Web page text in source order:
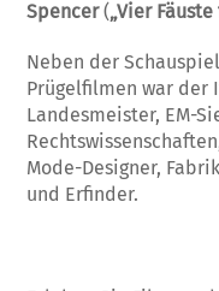
Spencer(„Vier
Neben der
Prügelfilmen war der
Landesmeister, EM-
Mode-Designer,
und Erfinder.